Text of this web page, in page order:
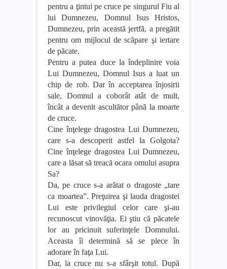
pentru a ţintui pe cruce pe singurul Fiu al
lui Dumnezeu, Domnul Isus Hristos,
Dumnezeu, prin această jertfă, a pregătit
pentru om mijlocul de scăpare şi iertare
de păcate.
Pentru a putea duce la îndeplinire voia
Lui Dumnezeu, Domnul Isus a luat un
chip de rob. Dar în acceptarea înjosirii
sale, Domnul a coborât atât de mult,
încât a devenit ascultător până la moarte
de cruce.
Cine înţelege dragostea Lui Dumnezeu,
care s-a descoperit astfel la Golgota?
Cine înţelege dragostea Lui Dumnezeu,
care a lăsat să treacă ocara omului asupra
Sa?
Da, pe cruce s-a arătat o dragoste „tare
ca moartea”. Preţuirea şi lauda dragostei
Lui este privilegiul celor care şi-au
recunoscut vinovăţia. Ei ştiu că păcatele
lor au pricinuit suferinţele Domnului.
Aceasta îi determină să se plece în
adorare în faţa Lui.
Dar, la cruce nu s-a sfârşit totul. După